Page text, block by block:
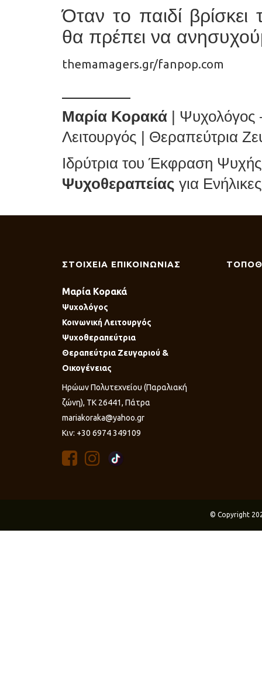
Όταν το παιδί βρίσκει
θα πρέπει να
themamagers.gr/fanpop.com
Μαρία Κορακά | Ψυχολόγος
Λειτουργός | Θεραπεύτρια
Ιδρύτρια του Έκφραση
Ψυχοθεραπείας για
ΣΤΟΙΧΕΙΑ ΕΠΙΚΟΙΝΩΝΙΑΣ
Μαρία Κορακά
Ψυχολόγος
Κοινωνική Λειτουργός
Ψυχοθεραπεύτρια
Θεραπεύτρια Ζευγαριού &
Οικογένειας
Ηρώων Πολυτεχνείου (Παραλιακή
ζώνη), ΤΚ 26441, Πάτρα
mariakoraka@yahoo.gr
Κιν: +30 6974 349109
© Copyright